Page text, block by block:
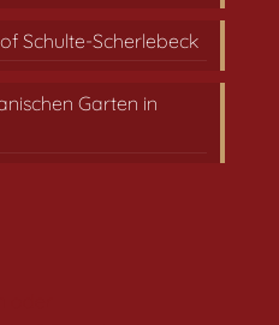
Schulte-Scherlebeck
Garten in